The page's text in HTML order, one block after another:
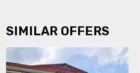
SIMILAR OFFERS